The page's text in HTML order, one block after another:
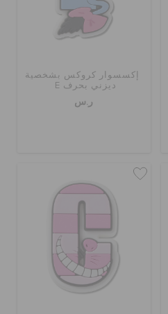
إكسسوار كروكس بشخصية
ديزني بحرف E
ر.س